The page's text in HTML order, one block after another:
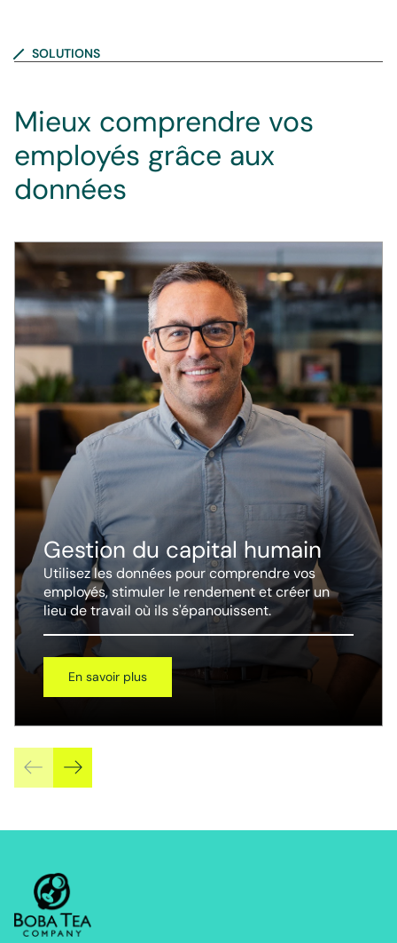
SOLUTIONS
Mieux comprendre vos
employés grâce aux
données
Gestion du capital humain
Utilisez les données pour comprendre vos
employés, stimuler le rendement et créer un
lieu de travail où ils s'épanouissent.
En savoir plus